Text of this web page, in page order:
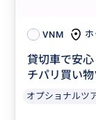
VNM
貸切車で安
チパリ買い物
オプショナルツ